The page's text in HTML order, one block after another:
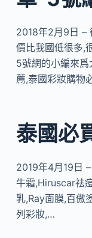
2018年2月9日 –
價比我國低很多,
5號網的小編來
薦,泰國彩妝購物
泰國必
2019年4月19日
牛霜,Hiruscar祛
乳,Ray面膜,百傲
列彩妝,…